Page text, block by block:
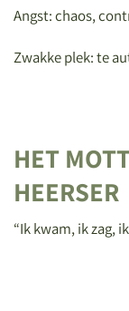
Angst: chaos,
Zwakke plek: te
HET
HEERSER
“Ik kwam, ik zag,